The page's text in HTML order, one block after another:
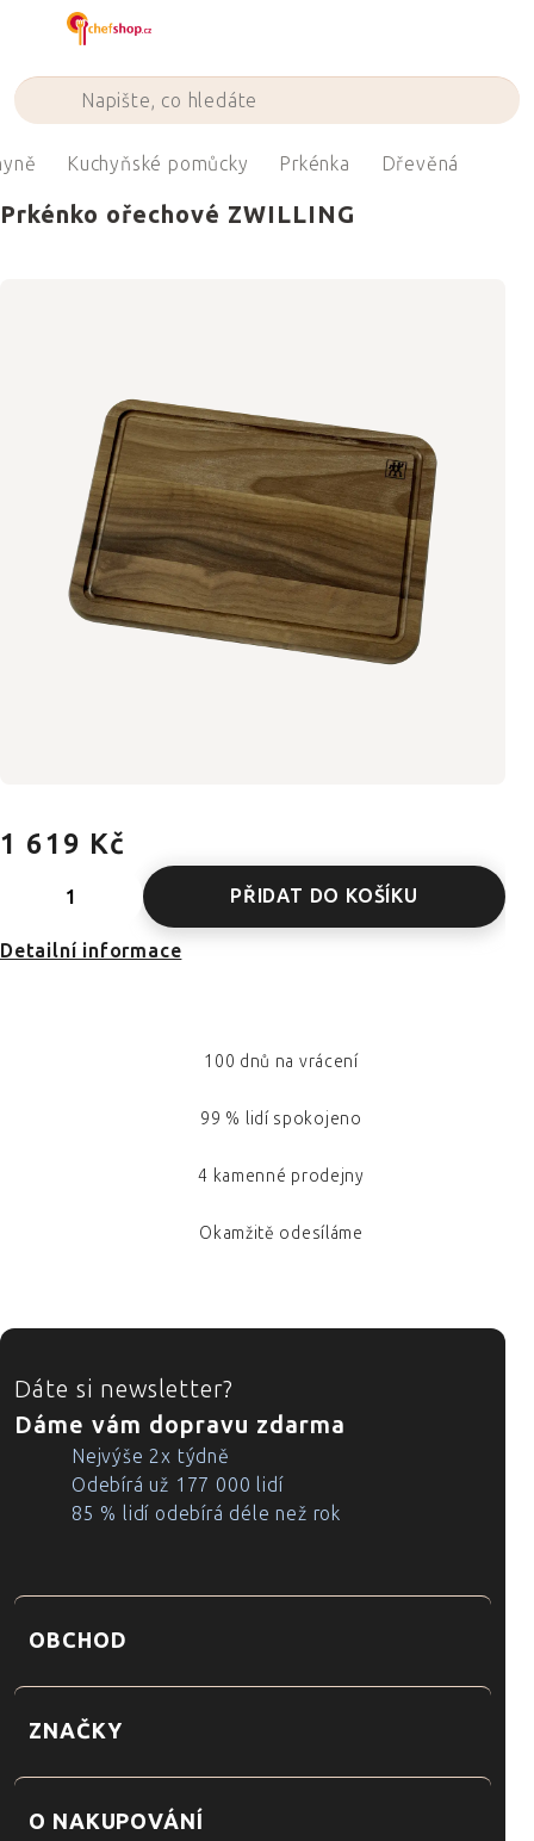
Kuchyňské pomůcky Prkénka Dřevěná
Prkénko ořechové ZWILLING
1 619 Kč
PŘIDAT DO KOŠÍKU
Detailní informace
100 dnů na vrácení
99 % lidí spokojeno
4 kamenné prodejny
Okamžitě odesíláme
ZÁPATÍ
Dáte si newsletter?
Dáme vám dopravu zdarma
Nejvýše 2x týdně
Odebírá už 177 000 lidí
85 % lidí odebírá déle než rok
OBCHOD
ZNAČKY
O NAKUPOVÁNÍ